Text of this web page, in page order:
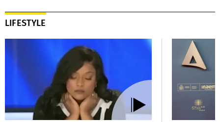
LIFESTYLE